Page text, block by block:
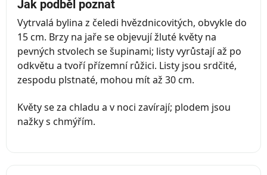
Jak podběl poznat
Vytrvalá bylina z čeledi hvězdnicovitých, obvykle do
15 cm. Brzy na jaře se objevují žluté květy na
pevných stvolech se šupinami; listy vyrůstají až po
odkvětu a tvoří přízemní růžici. Listy jsou srdčité,
zespodu plstnaté, mohou mít až 30 cm.
Květy se za chladu a v noci zavírají; plodem jsou
nažky s chmýřím.